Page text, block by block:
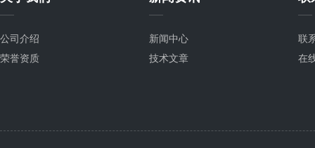
公司介绍
荣誉资质
新闻中心
技术文章
联
在